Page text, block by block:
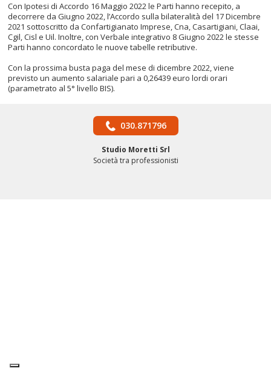
Con Ipotesi di Accordo 16 Maggio 2022 le Parti hanno recepito, a
decorrere da Giugno 2022, l’Accordo sulla bilateralità del 17 Dicembre
2021 sottoscritto da Confartigianato Imprese, Cna, Casartigiani, Claai,
Cgil, Cisl e Uil. Inoltre, con Verbale integrativo 8 Giugno 2022 le stesse
Parti hanno concordato le nuove tabelle retributive.
Con la prossima busta paga del mese di dicembre 2022, viene
previsto un aumento salariale pari a 0,26439 euro lordi orari
(parametrato al 5° livello BIS).
030.871796
Studio Moretti Srl
Società tra professionisti